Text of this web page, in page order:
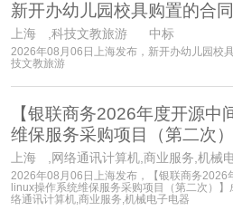
新开办幼儿园校具购置的合
上海 ,科技文教旅游 中标
2026年08月06日上海发布，新开办幼儿园校
技文教旅游
【银联商务2026年度开源中
维保服务采购项目（第二次
上海
,网络通讯计算机,商业服务,机
2026年08月06日上海发布，【银联商务2026
linux操作系统维保服务采购项目（第二次）
络通讯计算机,商业服务,机械电子电器